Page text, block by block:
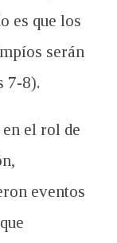
es que los
serán
7-8).
el rol de
eventos